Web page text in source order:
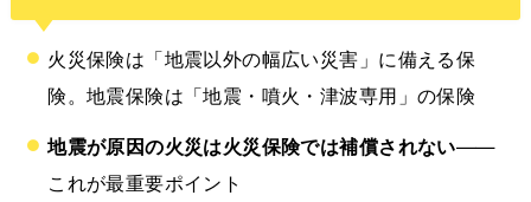
火災保険は「地震以外の幅広い災害」に備える保
険。地震保険は「地震・噴火・津波専用」の保険
地震が原因の火災は火災保険では補償されない——
これが最重要ポイント